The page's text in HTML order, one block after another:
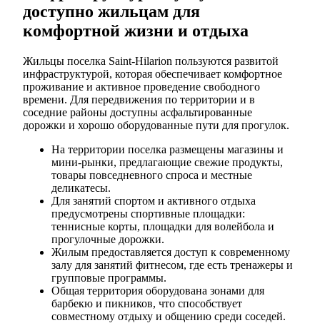
доступно жильцам для
комфортной жизни и отдыха
Жильцы поселка Saint-Hilarion пользуются развитой
инфраструктурой, которая обеспечивает комфортное
проживание и активное проведение свободного
времени. Для передвижения по территории и в
соседние районы доступны асфальтированные
дорожки и хорошо оборудованные пути для прогулок.
На территории поселка размещены магазины и
мини-рынки, предлагающие свежие продукты,
товары повседневного спроса и местные
деликатесы.
Для занятий спортом и активного отдыха
предусмотрены спортивные площадки:
теннисные корты, площадки для волейбола и
прогулочные дорожки.
Жилым предоставляется доступ к современному
залу для занятий фитнесом, где есть тренажеры и
групповые программы.
Общая территория оборудована зонами для
барбекю и пикников, что способствует
совместному отдыху и общению среди соседей.